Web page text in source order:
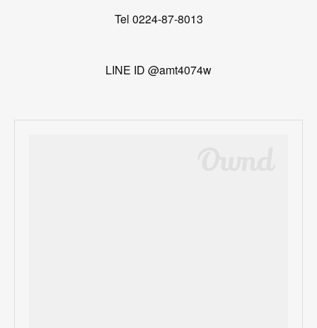
Tel 0224-87-8013‭
LINE ID @amt4074w